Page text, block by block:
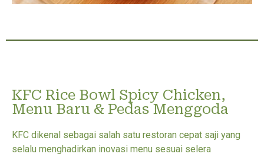
KFC Rice Bowl Spicy Chicken,
Menu Baru & Pedas Menggoda
KFC dikenal sebagai salah satu restoran cepat saji yang
selalu menghadirkan inovasi menu sesuai selera